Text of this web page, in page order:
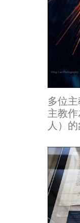
多位
主教
人）的